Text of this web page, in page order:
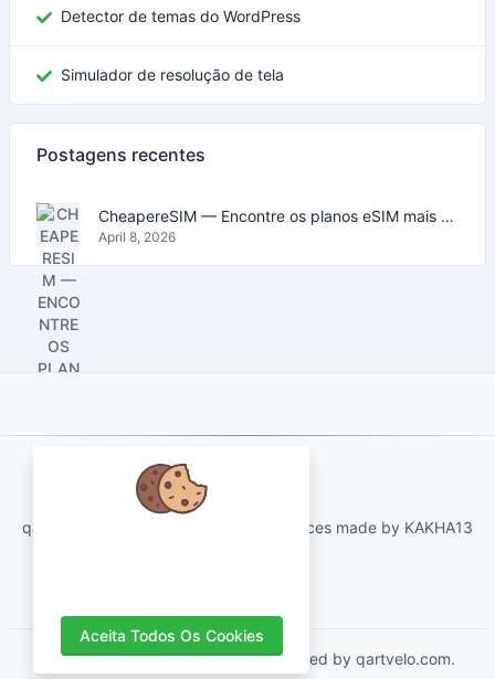
Detector de temas do WordPress
Simulador de resolução de tela
Postagens recentes
CheapereSIM — Encontre os planos eSIM mais baratos para viajar em 2026
April 8, 2026
qartvelo.com free online tools and services made by KAKHA13
Copyrights © 2026. All Rights Reserved by qartvelo.com.
Aceita Todos Os Cookies